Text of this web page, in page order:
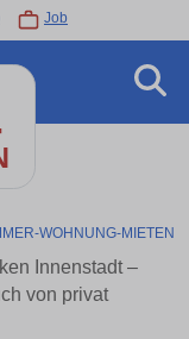
Job
WOHNUNG-MIETEN
Innenstadt –
von privat